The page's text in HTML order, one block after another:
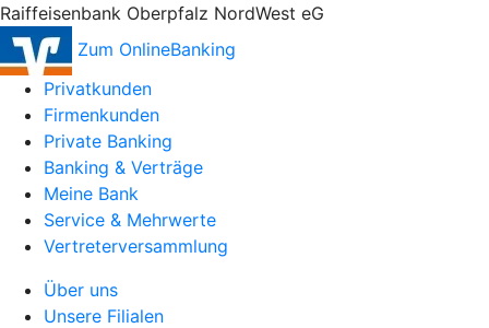
Raiffeisenbank Oberpfalz NordWest eG
Zum OnlineBanking
Privatkunden
Firmenkunden
Private Banking
Banking & Verträge
Meine Bank
Service & Mehrwerte
Vertreterversammlung
Über uns
Unsere Filialen